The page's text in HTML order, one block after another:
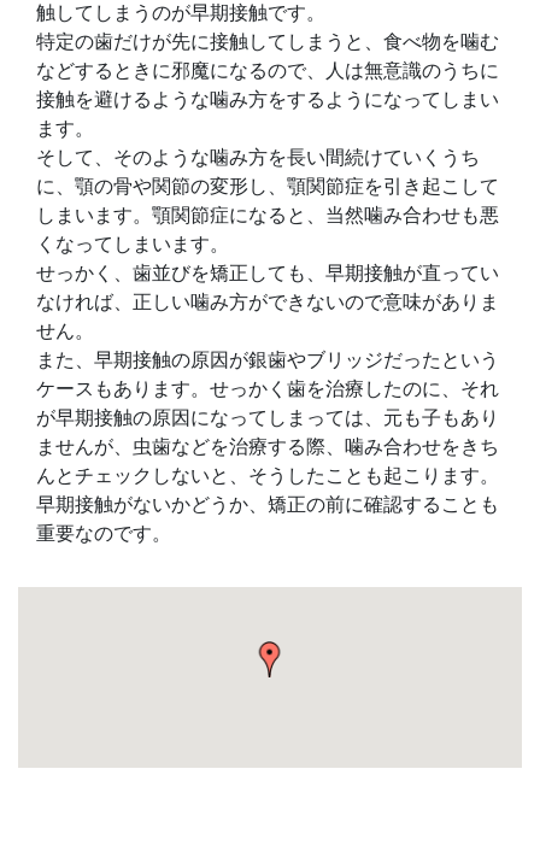
触してしまうのが早期接触です。
特定の歯だけが先に接触してしまうと、食べ物を噛む
などするときに邪魔になるので、人は無意識のうちに
接触を避けるような噛み方をするようになってしまい
ます。
そして、そのような噛み方を長い間続けていくうち
に、顎の骨や関節の変形し、顎関節症を引き起こして
しまいます。顎関節症になると、当然噛み合わせも悪
くなってしまいます。
せっかく、歯並びを矯正しても、早期接触が直ってい
なければ、正しい噛み方ができないので意味がありま
せん。
また、早期接触の原因が銀歯やブリッジだったという
ケースもあります。せっかく歯を治療したのに、それ
が早期接触の原因になってしまっては、元も子もあり
ませんが、虫歯などを治療する際、噛み合わせをきち
んとチェックしないと、そうしたことも起こります。
早期接触がないかどうか、矯正の前に確認することも
重要なのです。